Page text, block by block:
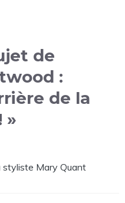
de
:
de la
»
styliste Mary Quant